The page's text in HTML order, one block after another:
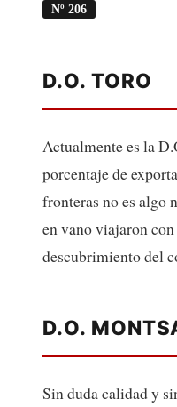
Nº 206
D.O. TORO
Actualmente es la
porcentaje de
fronteras no es algo
en vano viajaron
descubrimiento del
D.O.
Sin duda calidad y